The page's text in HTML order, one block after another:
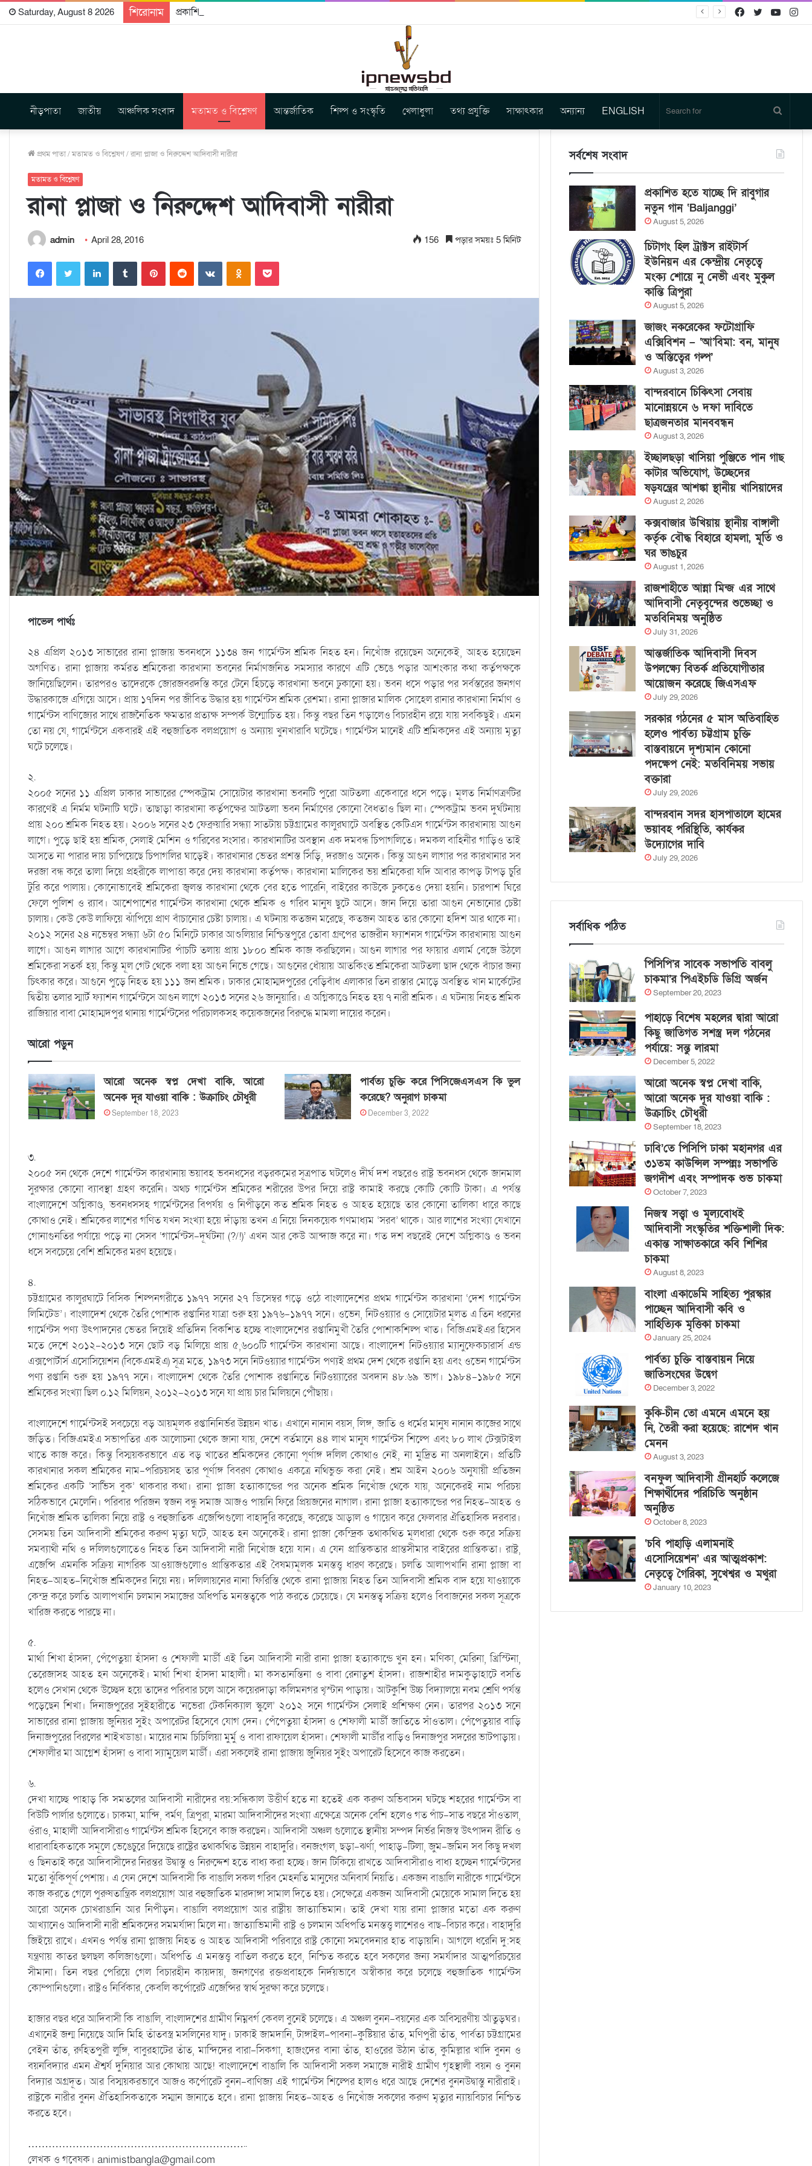
Saturday, August 8 2026 শিরোনাম প্রকাশিত হতে যাচ্ছে দি রাবুগার নতুন গান ‘Baljanggi’ Twitter
Facebook
নীড়পাতা জাতীয় আঞ্চলিক সংবাদ মতামত ও বিশ্লেষণ আন্তর্জাতিক শিল্প ও সংস্কৃতি খেলাধুলা তথ্য প্রযুক্তি সাক্ষাৎকার অন্যান্য ENGLISH
for
প্রথম পাতা/মতামত ও বিশ্লেষণ/রানা প্লাজা ও নিরুদ্দেশ আদিবাসী নারীরা
মতামত ও বিশ্লেষণ
রানা প্লাজা ও নিরুদ্দেশ আদিবাসী নারীরা
admin April 28, 2016 156 পড়ার সময়ঃ 5 মিনিট
পাভেল পার্থঃ
২৪ এপ্রিল ২০১৩ সাভারের রানা প্লাজায় ভবনধসে ১১৩৪ জন গার্মেন্টস শ্রমিক নিহত হন। নিখোঁজ রয়েছেন অনেকেই, আহত হয়েছেন
অগণিত। রানা প্লাজায় কর্মরত শ্রমিকেরা কারখানা ভবনের নির্মাণজনিত সমস্যার কারণে এটি ভেঙে পড়ার আশংকার কথা কর্তৃপক্ষকে
জানিয়েছিলেন। তারপরও তাদেরকে জোরজবরদস্তি করে টেনে হিঁচড়ে কারখানা ভবনে ঢুকানো হয়। ভবন ধসে পড়ার পর সর্বস্তরের জনগণ
উদ্ধারকাজে এগিয়ে আসে। প্রায় ১৭দিন পর জীবিত উদ্ধার হয় গার্মেন্টস শ্রমিক রেশমা। রানা প্লাজার মালিক সোহেল রানার কারখানা নির্মাণ ও
গার্মেন্টস বাণিজ্যের সাথে রাজনৈতিক ক্ষমতার প্রত্যক্ষ সম্পর্ক উন্মোচিত হয়। কিন্তু বছর তিন গড়ালেও বিচারহীন রয়ে যায় সবকিছুই। এমন
তো নয় যে, গার্মেন্টসে একবারই এই বহুজাতিক বলপ্রয়োগ ও অন্যায় খুনখারাবি ঘটেছে। গার্মেন্টস মানেই এটি শ্রমিকদের এই অন্যায় মৃত্যু
ঘটে চলেছে।
২.
২০০৫ সনের ১১ এপ্রিল ঢাকার সাভারের স্পেকট্রাম সোয়েটার কারখানা ভবনটি পুরো আটতলা একেবারে ধসে পড়ে। মূলত নির্মাণত্রুটির
কারণেই এ নির্মম ঘটনাটি ঘটে। তাছাড়া কারখানা কর্তৃপক্ষের আটতলা ভবন নির্মাণের কোনো বৈধতাও ছিল না। স্পেকট্রাম ভবন দুর্ঘটনায়
প্রায় ২০০ শ্রমিক নিহত হয়। ২০০৬ সনের ২৩ ফেব্রুয়ারি সন্ধ্যা সাতটায় চট্টগ্রামের কালুরঘাটে অবস্থিত কেটিএস গার্মেন্টস কারখানায় আগুন
লাগে। পুড়ে ছাই হয় শ্রমিক, সেলাই মেশিন ও গরিবের সংসার। কারখানাটির অবস্থান এক দমবন্ধ চিপাগলিতে। দমকল বাহিনীর গাড়িও তাই
আসতে না পারার দায় চাপিয়েছে চিপাগলির ঘাড়েই। কারখানার ভেতর প্রশস্ত সিঁড়ি, দরজাও অনেক। কিন্তু আগুন লাগার পর কারখানার সব
দরজা বন্ধ করে তালা দিয়ে প্রহরীকে লাপাত্তা করে দেয় কারখানা কর্তৃপক্ষ। কারখানা মালিকের ভয় শ্রমিকেরা যদি আবার কাপড় টাপড় চুরি
টুরি করে পালায়। কোনোভাবেই শ্রমিকেরা জ্বলন্ত কারখানা থেকে বের হতে পারেনি, বাইরের কাউকে ঢুকতেও দেয়া হয়নি। চারপাশ ঘিরে
ফেলে পুলিশ ও র‌্যাব। আশেপাশের গার্মেন্টস কারখানা থেকে শ্রমিক ও গরিব মানুষ ছুটে আসে। জান দিয়ে তারা আগুন নেভানোর চেষ্টা
চালায়। কেউ কেউ লাফিয়ে ঝাঁপিয়ে প্রাণ বাঁচানোর চেষ্টা চালায়। এ ঘটনায় কতজন মরেছে, কতজন আহত তার কোনো হদিশ আর থাকে না।
২০১২ সনের ২৪ নভেম্বর সন্ধ্যা ৬টা ৫০ মিনিটে ঢাকার আশুলিয়ার নিশ্চিন্তপুরে তোবা গ্রুপের তাজরীন ফ্যাশনস গার্মেন্টস কারখানায় আগুন
লাগে। আগুন লাগার আগে কারখানাটির পাঁচটি তলায় প্রায় ১৮০০ শ্রমিক কাজ করছিলেন। আগুন লাগার পর ফায়ার এলার্ম বেজে উঠলে
শ্রমিকেরা সতর্ক হয়, কিন্তু মূল গেট থেকে বলা হয় আগুন নিভে গেছে। আগুনের ধোঁয়ায় আতকিংত শ্রমিকেরা আটতলা ছাদ থেকে বাঁচার জন্য
চিৎকার করে। আগুনে পুড়ে নিহত হয় ১১১ জন শ্রমিক। ঢাকার মোহাম্মদপুরের বেড়িবাঁধ এলাকার তিন রাস্তার মোড়ে অবস্থিত খান মার্কেটের
দ্বিতীয় তলার স্মার্ট ফ্যাশন গার্মেন্টসে আগুন লাগে ২০১৩ সনের ২৬ জানুয়ারি। এ অগ্নিকাণ্ডে নিহত হয় ৭ নারী শ্রমিক। এ ঘটনায় নিহত শ্রমিক
রাজিয়ার বাবা মোহাম্মদপুর থানায় গার্মেন্টসের পরিচালকসহ কয়েকজনের বিরুদ্ধে মামলা দায়ের করেন।
আরো পড়ুন
আরো অনেক স্বপ্ন দেখা বাকি, আরো
অনেক দূর যাওয়া বাকি : উক্রাচিং চৌধুরী
September 18, 2023
পার্বত্য চুক্তি করে পিসিজেএসএস কি ভুল
করেছে? অনুরাগ চাকমা
December 3, 2022
৩.
২০০৫ সন থেকে দেশে গার্মেন্টস কারখানায় ভয়াবহ ভবনধসের বড়রকমের সূত্রপাত ঘটলেও দীর্ঘ দশ বছরেও রাষ্ট্র ভবনধস থেকে জানমাল
সুরক্ষার কোনো ব্যাবস্থা গ্রহণ করেনি। অথচ গার্মেন্টস শ্রমিকের শরীরের উপর দিয়ে রাষ্ট্র কামাই করছে কোটি কোটি টাকা। এ পর্যন্ত
বাংলাদেশে অগ্নিকাণ্ড, ভবনধসসহ গার্মেন্টসের বিপর্যয় ও নিপীড়নে কত শ্রমিক নিহত ও আহত হয়েছে তার কোনো তালিকা ধারে কাছে
কোথাও নেই। শ্রমিকের লাশের গণিত যখন সংখ্যা হয়ে দাঁড়ায় তখন এ নিয়ে দিনকয়েক গণমাধ্যম ‘সরব’ থাকে। আর লাশের সংখ্যা যেখানে
গোনাগুনতির পর্যায়ে পড়ে না সেসব ‘গার্মেন্টস-দূর্ঘটনা (?/!)’ এখন আর কেউ আন্দাজ করে না। গত দশ বছরেই দেশে অগ্নিকাণ্ড ও ভবন
ধসে সবচেয়ে বেশি শ্রমিকের মরণ হয়েছে।
৪.
চট্টগ্রামের কালুরঘাটে বিসিক শিল্পনগরীতে ১৯৭৭ সনের ২৭ ডিসেম্বর গড়ে ওঠে বাংলাদেশের প্রথম গার্মেন্টস কারখানা ‘দেশ গার্মেন্টস
লিমিটেড’। বাংলাদেশ থেকে তৈরি পোশাক রপ্তানির যাত্রা শুরু হয় ১৯৭৬-১৯৭৭ সনে। ওভেন, নিটওয়্যার ও সোয়েটার মূলত এ তিন ধরনের
গার্মেন্টস পণ্য উৎপাদনের ভেতর দিয়েই প্রতিদিন বিকশিত হচ্ছে বাংলাদেশের রপ্তানিমুখী তৈরি পোশাকশিল্প খাত। বিজিএমইএর হিসেব
মতে দেশে ২০১২-২০১৩ সনে ছোট বড় মিলিয়ে প্রায় ৫,৬০০টি গার্মেন্টস কারখানা আছে। বাংলাদেশ নিটওয়্যার ম্যানুফেকচারার্স এন্ড
এক্সপোর্টার্স এসোসিয়েশন (বিকেএমইএ) সূত্র মতে, ১৯৭৩ সনে নিটওয়্যার গার্মেন্টস পণ্যই প্রথম দেশ থেকে রপ্তানি হয় এবং ওভেন গার্মেন্টস
পণ্য রপ্তানি শুরু হয় ১৯৭৭ সনে। বাংলাদেশ থেকে তৈরি পোশাক রপ্তানিতে নিটওয়্যারের অবদান ৪৮.৬৯ ভাগ। ১৯৮৪-১৯৮৫ সনে
শ্রমিকের সংখ্যা ছিল ০.১২ মিলিয়ন, ২০১২-২০১৩ সনে যা প্রায় চার মিলিয়নে পৌঁছায়।
বাংলাদেশে গার্মেন্টসই সবচেয়ে বড় আয়মূলক রপ্তানিনির্ভর উন্নয়ন খাত। এখানে নানান বয়স, লিঙ্গ, জাতি ও ধর্মের মানুষ নানান কাজের সাথে
জড়িত। বিজিএমইএ সভাপতির এক আলোচনা থেকে জানা যায়, দেশে বর্তমানে ৪৪ লাখ মানুষ গার্মেন্টস শিল্পে এবং ৮০ লাখ টেক্সটাইল
খাতে কাজ করে। কিন্তু বিস্ময়করভাবে এত বড় খাতের শ্রমিকদের কোনো পূর্ণাঙ্গ দলিল কোথাও নেই, না মুদ্রিত না অনলাইনে। প্রতিটি
কারখানার সকল শ্রমিকের নাম-পরিচয়সহ তার পূর্ণাঙ্গ বিবরণ কোথাও একত্রে নথিভুক্ত করা নেই। শ্রম আইন ২০০৬ অনুযায়ী প্রতিজন
শ্রমিকের একটি ‘সার্ভিস বুক’ থাকবার কথা। রানা প্লাজা হত্যাকান্ডের পর অনেক শ্রমিক নিখোঁজ থেকে যায়, অনেকেরই নাম পরিচয়
সঠিকভাবে মেলেনি। পরিবার পরিজন স্বজন বন্ধু সমাজ আজও পায়নি ফিরে প্রিয়জনের নাগাল। রানা প্লাজা হত্যাকান্ডের পর নিহত-আহত ও
নিখোঁজ শ্রমিক তালিকা নিয়ে রাষ্ট্র ও বহুজাতিক এজেন্সিগুলো বাহাদুরি করেছে, করেছে আড়াল ও গায়েব করে ফেলবার ঐতিহাসিক দরবার।
সেসময় তিন আদিবাসী শ্রমিকের করুণ মৃত্যু ঘটে, আহত হন অনেকেই। রানা প্লাজা কেন্দ্রিক তথাকথিত মূলধারা থেকে শুরু করে সক্রিয়
সমব্যাথী নথি ও দলিলগুলোতেও নিহত তিন আদিবাসী নারী নিখোঁজ হয়ে যান। এ যেন প্রান্তিকতার প্রান্তসীমার বাইরের প্রান্তিকতা। রাষ্ট্র,
এজেন্সি এমনকি সক্রিয় নাগরিক আওয়াজগুলোও প্রান্তিকতার এই বৈষম্যমূলক মনস্তত্ত্ব ধারণ করেছে। চলতি আলাপখানি রানা প্লাজা বা
নিহত-আহত-নিখোঁজ শ্রমিকদের নিয়ে নয়। দলিলায়নের নানা ফিরিস্তি থেকে রানা প্লাজায় নিহত তিন আদিবাসী শ্রমিক বাদ হয়ে যাওয়াকে
কেন্দ্র করে চলতি আলাপখানি চলমান সমাজের অধিপতি মনস্তত্বকে পাঠ করতে চেয়েছে। যে মনস্তত্ব সক্রিয় হলেও বিবাজনের সকল সূত্রকে
খারিজ করতে পারছে না।
৫.
মার্থা শিখা হাঁসদা, পেঁপেতুয়া হাঁসদা ও শেফালী মার্ডী এই তিন আদিবাসী নারী রানা প্লাজা হত্যাকান্ডে খুন হন। মণিকা, মেরিনা, খ্রিস্টিনা,
তেরেজাসহ আহত হন অনেকেই। মার্থা শিখা হাঁসদা মাহালী। মা কসতানন্তিনা ও বাবা রেনাতুশ হাঁসদা। রাজশাহীর দামকুড়াহাটে বসতি
হলেও সেখান থেকে উচ্ছেদ হয়ে তাদের পরিবার চলে আসে কয়েরদাড়া কলিমনগর খৃস্টান পাড়ায়। আটকুশি উচ্চ বিদ্যালয়ে নবম শ্রেণি পর্যন্ত
পড়েছেন শিখা। দিনাজপুরের সুইহারীতে ‘নভেরা টেকনিক্যাল স্কুলে’ ২০১২ সনে গার্মেন্টস সেলাই প্রশিক্ষণ নেন। তারপর ২০১৩ সনে
সাভারের রানা প্লাজায় জুনিয়র সুইং অপারেটর হিসেবে যোগ দেন। পেঁপেতুয়া হাঁসদা ও শেফালী মার্ডী জাতিতে সাঁওতাল। পেঁপেতুয়ার বাড়ি
দিনাজপুরের বিরলের শাইখডাঙা। মায়ের নাম চিচিলিয়া মুর্মু ও বাবা রাফায়েল হাঁসদা। শেফালী মার্ডীর বাড়িও দিনাজপুর সদরের ভাটপাড়ায়।
শেফালীর মা আগ্নেশ হাঁসদা ও বাবা স্যামুয়েল মার্ডী। এরা সকলেই রানা প্লাজায় জুনিয়র সুইং অপারেট হিসেবে কাজ করতেন।
৬.
দেখা যাচ্ছে পাহাড় কি সমতলের আদিবাসী নারীদের বয়:সন্ধিকাল উত্তীর্ণ হতে না হতেই এক করুণ অভিবাসন ঘটছে শহরের গার্মেন্টস বা
বিউটি পার্লার গুলোতে। চাকমা, মান্দি, বর্মণ, ত্রিপুরা, মারমা আদিবাসীদের সংখ্যা এক্ষেত্রে অনেক বেশি হলেও গত পাঁচ-সাত বছরে সাঁওতাল,
ওঁরাও, মাহালী আদিবাসীরাও গার্মেন্টস শ্রমিক হিসেবে কাজ করছেন। আদিবাসী অঞ্চল গুলোতে স্থানীয় সম্পদ নির্ভর নিজস্ব উৎপাদন রীতি ও
ধারাবাহিকতাকে সমূলে ভেঙেচুরে দিয়েছে রাষ্ট্রের তথাকথিত উন্নয়ন বাহাদুরি। বনজংগল, ছড়া-ঝর্ণা, পাহাড়-টিলা, জুম-জমিন সব কিছু দখল
ও ছিনতাই করে আদিবাসীদের নিরন্তর উদ্বাস্তু ও নিরুদ্দেশ হতে বাধ্য করা হচ্ছে। জান টিকিয়ে রাখতে আদিবাসীরাও বাধ্য হচ্ছেন গার্মেন্টসের
মতো ঝুঁকিপূর্ণ পেশায়। এ যেন দেশে আদিবাসী কি বাঙালি সকল গরিব মেহনতি মানুষের অনিবার্য নিয়তি। একজন বাঙালি নারীকে গার্মেন্টসে
কাজ করতে গেলে পুরুষতান্ত্রিক বলপ্রয়োগ আর বহুজাতিক মারদাঙ্গা সামাল দিতে হয়। সেক্ষেত্রে একজন আদিবাসী মেয়েকে সামাল দিতে হয়
আরো অনেক চোখরাঙানি আর নিপীড়ন। বাঙালি বলপ্রয়োগ আর রাষ্ট্রীয় জাত্যাভিমান। তাই দেখা যায় রানা প্লাজার মতো এক করুণ
আখ্যানেও আদিবাসী নারী শ্রমিকদের সমমর্যাদা মিলে না। জাত্যাভিমানী রাষ্ট্র ও চলমান অধিপতি মনস্তত্ত্ব লাশেরও বাছ-বিচার করে। বাহাদুরি
জিইয়ে রাখে। এখনও পর্যন্ত রানা প্লাজায় নিহত ও আহত আদিবাসী পরিবারে রাষ্ট্র কোনো সমবেদনার হাত বাড়ায়নি। আগলে ধরেনি দু:সহ
যন্ত্রণায় কাতর ছলছল কলিজাগুলো। অধিপতি এ মনস্তত্ত্ব বাতিল করতে হবে, নিশ্চিত করতে হবে সকলের জন্য সমর্যাদার আত্মপরিচয়ের
সীমানা। তিন বছর পেরিয়ে গেল বিচারহীন কায়দায়, জনগণের রক্তপ্রবাহকে নির্দয়ভাবে অস্বীকার করে চলেছে বহুজাতিক গার্মেন্টস
কোম্পানিগুলো। রাষ্ট্রও নির্বিকার, কেবলি কর্পোরেট এজেন্সির স্বার্থ সুরক্ষা করে চলেছে।
হাজার বছর ধরে আদিবাসী কি বাঙালি, বাংলাদশের গ্রামীণ নিম্নবর্গ কেবল বুনেই চলেছে। এ অঞ্চল বুনন-বয়নের এক অবিস্মরণীয় আঁতুড়ঘর।
এখানেই জন্ম নিয়েছে আদি মিহি তাঁতবস্ত্র মসলিনের যাদু। ঢাকাই জামদানি, টাঙ্গাইল-পাবনা-কুষ্টিয়ার তাঁত, মণিপুরী তাঁত, পার্বত্য চট্টগ্রামের
বেইন তাঁত, রুহিতপুরী লুঙ্গি, বাবুরহাটের তাঁত, মান্দিদের বারা-সিকগা, হাজংদের বানা তাঁত, হাওরের উঠান তাঁত, কুমিল্লার খাদি বুনন ও
বয়নবিদ্যার এমন ঐশ্বর্য দুনিয়ার আর কোথায় আছে! বাংলাদেশে বাঙালি কি আদিবাসী সকল সমাজে নারীই গ্রামীণ গৃহস্থালী বয়ন ও বুনন
বিদ্যার অগ্রদূত। আর বিস্ময়করভাবে আজও কর্পোরেট বুনন-বাণিজ্য এই গার্মেন্টস শিল্পের হালও ধরে আছে দেশের বুননউদ্বাস্তু নারীরাই।
রাষ্ট্রকে নারীর বুনন ঐতিহাসিকতাকে সম্মান জানাতে হবে। রানা প্লাজায় নিহত-আহত ও নিখোঁজ সকলের করুণ মৃত্যুর ন্যায়বিচার নিশ্চিত
করতে হবে।
………………………………………………………..
লেখক ও গবেষক। animistbangla@gmail.com
সর্বশেষ সংবাদ
প্রকাশিত হতে যাচ্ছে দি রাবুগার
নতুন গান ‘Baljanggi’
August 5, 2026
চিটাগং হিল ট্রাক্টস রাইটার্স
ইউনিয়ন এর কেন্দ্রীয় নেতৃত্বে
মংক্য শোয়ে নু নেভী এবং মুকুল
কান্তি ত্রিপুরা
August 5, 2026
জাজং নকরেকের ফটোগ্রাফি
এক্সিবিশন – ‘আ’বিমা: বন, মানুষ
ও অস্তিত্বের গল্প’
August 3, 2026
বান্দরবানে চিকিৎসা সেবায়
মানোন্নয়নে ৬ দফা দাবিতে
ছাত্রজনতার মানববন্ধন
August 3, 2026
ইচ্ছালছড়া খাসিয়া পুঞ্জিতে পান গাছ
কাটার অভিযোগ, উচ্ছেদের
ষড়যন্ত্রের আশঙ্কা স্থানীয় খাসিয়াদের
August 2, 2026
কক্সবাজার উখিয়ায় স্থানীয় বাঙ্গালী
কর্তৃক বৌদ্ধ বিহারে হামলা, মূর্তি ও
ঘর ভাঙচুর
August 1, 2026
রাজশাহীতে আন্না মিন্জ এর সাথে
আদিবাসী নেতৃবৃন্দের শুভেচ্ছা ও
মতবিনিময় অনুষ্ঠিত
July 31, 2026
আন্তর্জাতিক আদিবাসী দিবস
উপলক্ষ্যে বিতর্ক প্রতিযোগীতার
আয়োজন করেছে জিএসএফ
July 29, 2026
সরকার গঠনের ৫ মাস অতিবাহিত
হলেও পার্বত্য চট্টগ্রাম চুক্তি
বাস্তবায়নে দৃশ্যমান কোনো
পদক্ষেপ নেই: মতবিনিময় সভায়
বক্তারা
July 29, 2026
বান্দরবান সদর হাসপাতালে হামের
ভয়াবহ পরিস্থিতি, কার্যকর
উদ্যোগের দাবি
July 29, 2026
সর্বাধিক পঠিত
পিসিপি’র সাবেক সভাপতি বাবলু
চাকমা’র পিএইচডি ডিগ্রি অর্জন
September 20, 2023
পাহাড়ে বিশেষ মহলের দ্বারা আরো
কিছু জাতিগত সশস্ত্র দল গঠনের
পর্যায়ে: সন্তু লারমা
December 5, 2022
আরো অনেক স্বপ্ন দেখা বাকি,
আরো অনেক দূর যাওয়া বাকি :
উক্রাচিং চৌধুরী
September 18, 2023
ঢাবি’তে পিসিপি ঢাকা মহানগর এর
৩১তম কাউন্সিল সম্পন্নঃ সভাপতি
জগদীশ এবং সম্পাদক শুভ চাকমা
October 7, 2023
নিজস্ব সত্ত্বা ও মূল্যবোধই
আদিবাসী সংস্কৃতির শক্তিশালী দিক:
একান্ত সাক্ষাতকারে কবি শিশির
চাকমা
August 8, 2023
বাংলা একাডেমি সাহিত্য পুরস্কার
পাচ্ছেন আদিবাসী কবি ও
সাহিত্যিক মৃত্তিকা চাকমা
January 25, 2024
পার্বত্য চুক্তি বাস্তবায়ন নিয়ে
জাতিসংঘের উদ্বেগ
December 3, 2022
কুকি-চীন তো এমনে এমনে হয়
নি, তৈরী করা হয়েছে: রাশেদ খান
মেনন
August 3, 2023
বনফুল আদিবাসী গ্রীনহার্ট কলেজে
শিক্ষার্থীদের পরিচিতি অনুষ্ঠান
অনুষ্ঠিত
October 8, 2023
‘চবি পাহাড়ি এলামনাই
এসোসিয়েশন’ এর আত্মপ্রকাশ:
নেতৃত্বে গৈরিকা, সুখেশ্বর ও মথুরা
January 10, 2023